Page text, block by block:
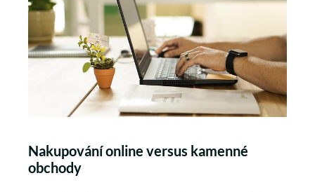
Nakupování online versus kamenné
obchody